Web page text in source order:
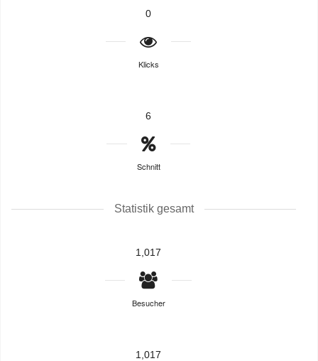
0
Klicks
6
Schnitt
Statistik gesamt
1,017
Besucher
1,017